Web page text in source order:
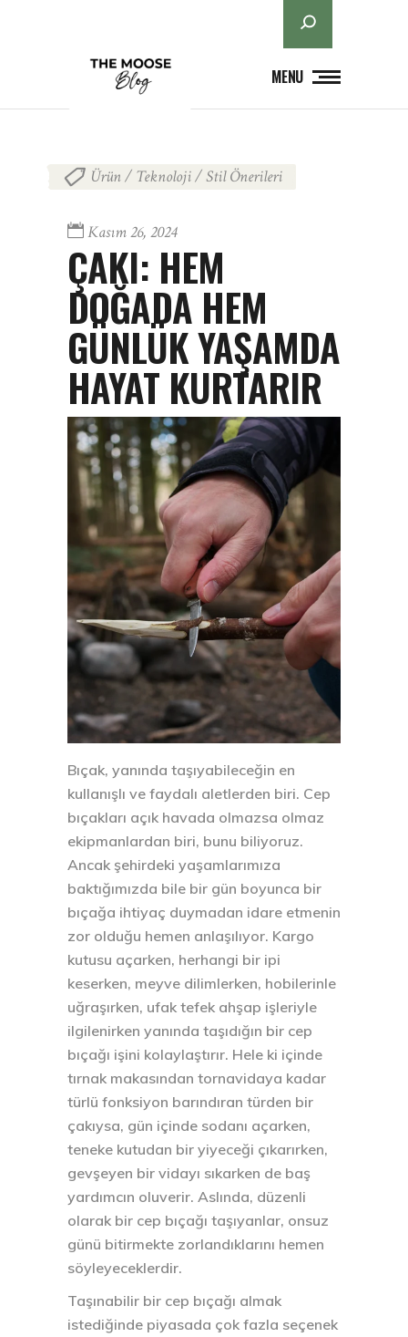
MENU
Ürün / Teknoloji / Stil Önerileri
Kasım 26, 2024
ÇAKI: HEM
DOĞADA HEM
GÜNLÜK YAŞAMDA
HAYAT KURTARIR
Bıçak, yanında taşıyabileceğin en
kullanışlı ve faydalı aletlerden biri. Cep
bıçakları açık havada olmazsa olmaz
ekipmanlardan biri, bunu biliyoruz.
Ancak şehirdeki yaşamlarımıza
baktığımızda bile bir gün boyunca bir
bıçağa ihtiyaç duymadan idare etmenin
zor olduğu hemen anlaşılıyor. Kargo
kutusu açarken, herhangi bir ipi
keserken, meyve dilimlerken, hobilerinle
uğraşırken, ufak tefek ahşap işleriyle
ilgilenirken yanında taşıdığın bir cep
bıçağı işini kolaylaştırır. Hele ki içinde
tırnak makasından tornavidaya kadar
türlü fonksiyon barındıran türden bir
çakıysa, gün içinde sodanı açarken,
teneke kutudan bir yiyeceği çıkarırken,
gevşeyen bir vidayı sıkarken de baş
yardımcın oluverir. Aslında, düzenli
olarak bir cep bıçağı taşıyanlar, onsuz
günü bitirmekte zorlandıklarını hemen
söyleyeceklerdir.
Taşınabilir bir cep bıçağı almak
istediğinde piyasada çok fazla seçenek